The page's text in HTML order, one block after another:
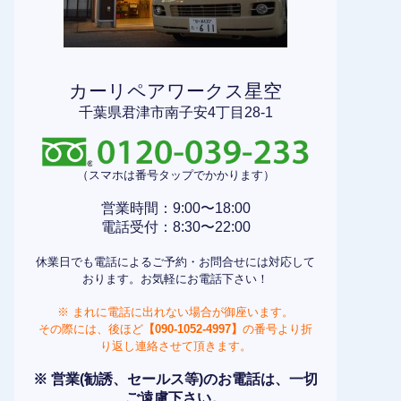
カーリペアワークス星空
千葉県君津市南子安4丁目28-1
（スマホは番号タップでかかります）
営業時間：9:00〜18:00
電話受付：8:30〜22:00
休業日でも電話によるご予約・お問合せには対応して
おります。お気軽にお電話下さい！
※ まれに電話に出れない場合が御座います。
その際には、後ほど 【090-1052-4997】 の番号より折
り返し連絡させて頂きます。
※ 営業(勧誘、セールス等)のお電話は、一切